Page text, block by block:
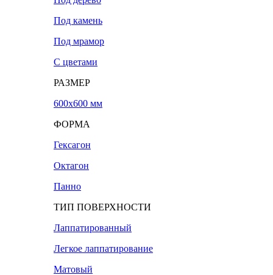
Под камень
Под мрамор
С цветами
РАЗМЕР
600х600 мм
ФОРМА
Гексагон
Октагон
Панно
ТИП ПОВЕРХНОСТИ
Лаппатированный
Легкое лаппатирование
Матовый